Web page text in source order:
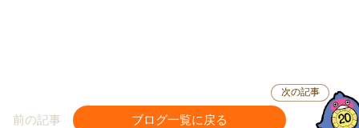
前の記事 ブログ一覧に戻る
次の記事